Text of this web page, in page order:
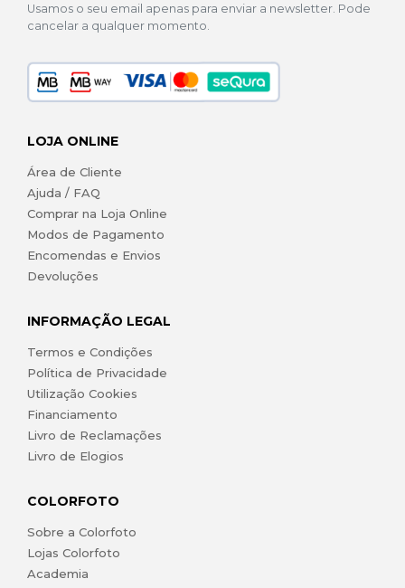
Usamos o seu email apenas para enviar a newsletter. Pode
cancelar a qualquer momento.
LOJA ONLINE
Área de Cliente
Ajuda / FAQ
Comprar na Loja Online
Modos de Pagamento
Encomendas e Envios
Devoluções
INFORMAÇÃO LEGAL
Termos e Condições
Política de Privacidade
Utilização Cookies
Financiamento
Livro de Reclamações
Livro de Elogios
COLORFOTO
Sobre a Colorfoto
Lojas Colorfoto
Academia